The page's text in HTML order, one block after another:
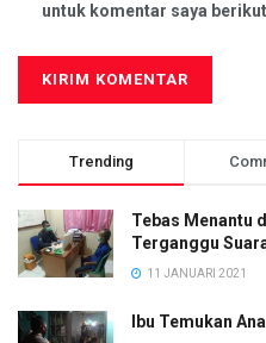
untuk komentar saya
Trending
Tebas Menantu
Terganggu
11 JANUARI 2021
Ibu Temukan